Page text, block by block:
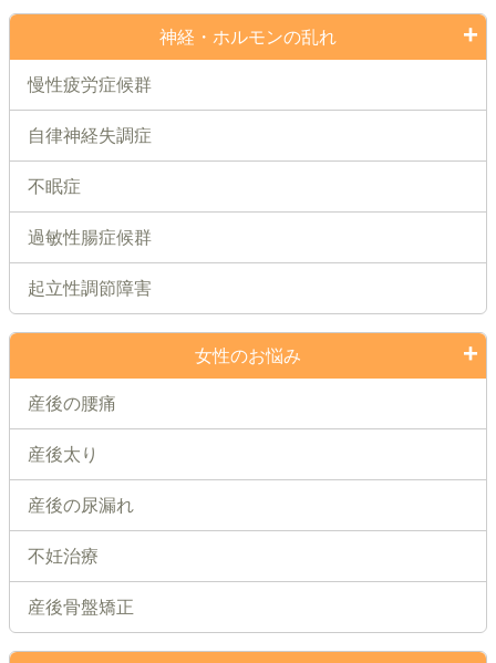
神経・ホルモンの乱れ
慢性疲労症候群
自律神経失調症
不眠症
過敏性腸症候群
起立性調節障害
女性のお悩み
産後の腰痛
産後太り
産後の尿漏れ
不妊治療
産後骨盤矯正